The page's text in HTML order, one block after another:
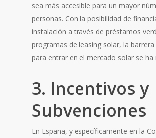
sea más accesible para un mayor
personas. Con la posibilidad de
instalación a través de préstamos
programas de leasing solar, la barrera
para entrar en el mercado solar se ha
3. Incentivos y
Subvenciones
En España, y específicamente en la